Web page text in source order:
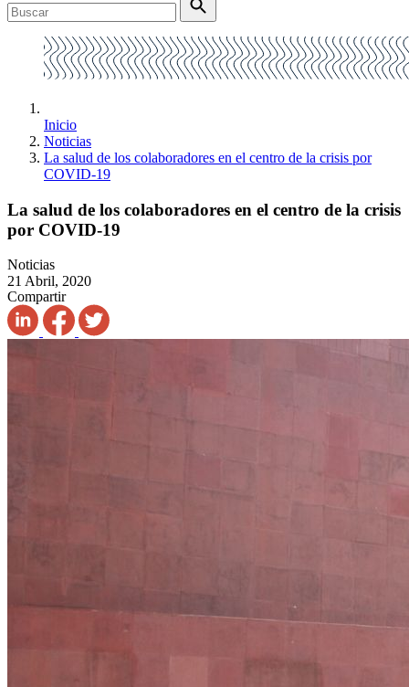
Inicio
Noticias
La salud de los colaboradores en el centro de la crisis por
COVID-19
La salud de los colaboradores en el centro de la crisis
por COVID-19
Noticias
21 Abril, 2020
Compartir